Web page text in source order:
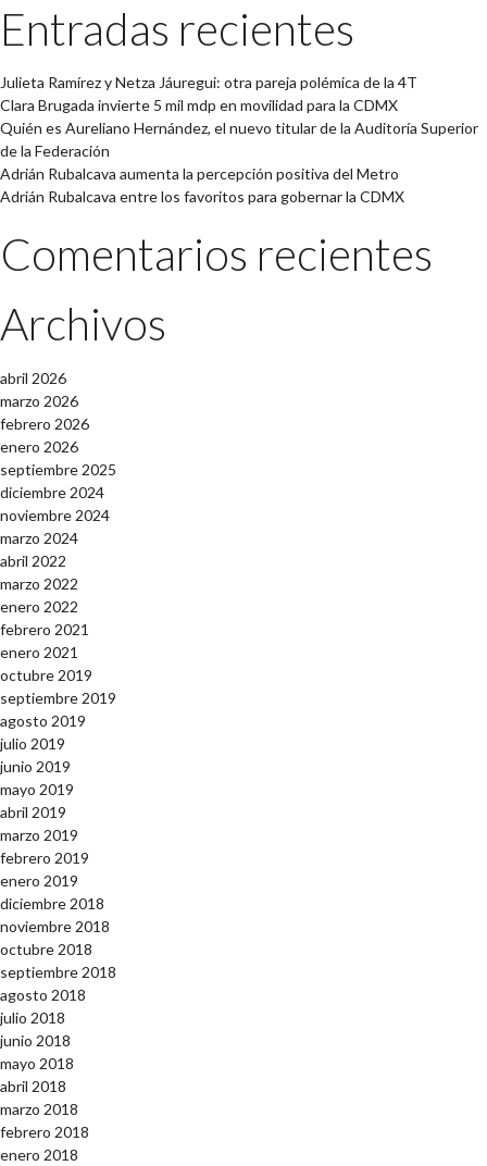
Entradas recientes
Julieta Ramírez y Netza Jáuregui: otra pareja polémica de la 4T
Clara Brugada invierte 5 mil mdp en movilidad para la CDMX
Quién es Aureliano Hernández, el nuevo titular de la Auditoría Superior
de la Federación
Adrián Rubalcava aumenta la percepción positiva del Metro
Adrián Rubalcava entre los favoritos para gobernar la CDMX
Comentarios recientes
Archivos
abril 2026
marzo 2026
febrero 2026
enero 2026
septiembre 2025
diciembre 2024
noviembre 2024
marzo 2024
abril 2022
marzo 2022
enero 2022
febrero 2021
enero 2021
octubre 2019
septiembre 2019
agosto 2019
julio 2019
junio 2019
mayo 2019
abril 2019
marzo 2019
febrero 2019
enero 2019
diciembre 2018
noviembre 2018
octubre 2018
septiembre 2018
agosto 2018
julio 2018
junio 2018
mayo 2018
abril 2018
marzo 2018
febrero 2018
enero 2018